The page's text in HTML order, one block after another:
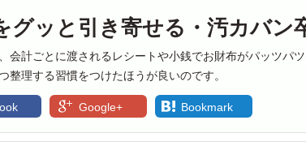
グッと引き寄せる・汚カバン
会計ごとに渡されるレシートや小銭でお財布がパッツパ
整理する習慣をつけたほうが良いのです。
Google+ Bookmark